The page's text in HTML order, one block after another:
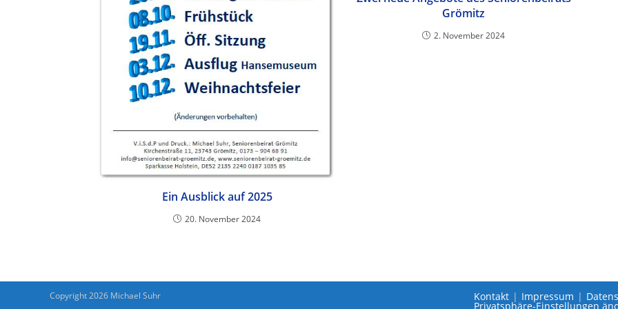
Ein Ausblick auf 2025
20. November 2024
Grömitz
2. November 2024
Kontakt Impressum
Privatsphäre-Einstellungen
Copyright 2026 Michael Suhr